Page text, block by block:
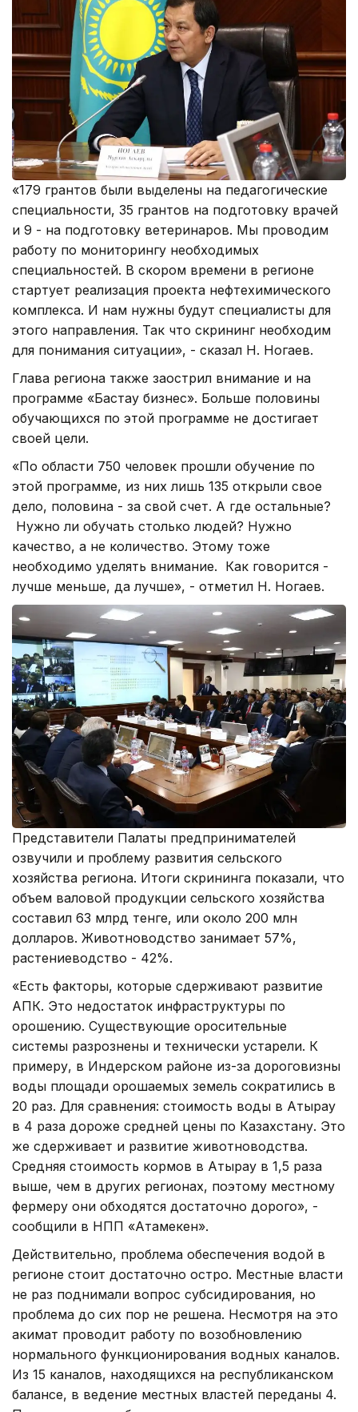
«179 грантов были выделены на педагогические
специальности, 35 грантов на подготовку врачей
и 9 - на подготовку ветеринаров. Мы проводим
работу по мониторингу необходимых
специальностей. В скором времени в регионе
стартует реализация проекта нефтехимического
комплекса. И нам нужны будут специалисты для
этого направления. Так что скрининг необходим
для понимания ситуации», - сказал Н. Ногаев.
Глава региона также заострил внимание и на
программе «Бастау бизнес». Больше половины
обучающихся по этой программе не достигает
своей цели.
«По области 750 человек прошли обучение по
этой программе, из них лишь 135 открыли свое
дело, половина - за свой счет. А где остальные?
Нужно ли обучать столько людей? Нужно
качество, а не количество. Этому тоже
необходимо уделять внимание. Как говорится -
лучше меньше, да лучше», - отметил Н. Ногаев.
Представители Палаты предпринимателей
озвучили и проблему развития сельского
хозяйства региона. Итоги скрининга показали, что
объем валовой продукции сельского хозяйства
составил 63 млрд тенге, или около 200 млн
долларов. Животноводство занимает 57%,
растениеводство - 42%.
«Есть факторы, которые сдерживают развитие
АПК. Это недостаток инфраструктуры по
орошению. Существующие оросительные
системы разрознены и технически устарели. К
примеру, в Индерском районе из-за дороговизны
воды площади орошаемых земель сократились в
20 раз. Для сравнения: стоимость воды в Атырау
в 4 раза дороже средней цены по Казахстану. Это
же сдерживает и развитие животноводства.
Средняя стоимость кормов в Атырау в 1,5 раза
выше, чем в других регионах, поэтому местному
фермеру они обходятся достаточно дорого», -
сообщили в НПП «Атамекен».
Действительно, проблема обеспечения водой в
регионе стоит достаточно остро. Местные власти
не раз поднимали вопрос субсидирования, но
проблема до сих пор не решена. Несмотря на это
акимат проводит работу по возобновлению
нормального функционирования водных каналов.
Из 15 каналов, находящихся на республиканском
балансе, в ведение местных властей переданы 4.